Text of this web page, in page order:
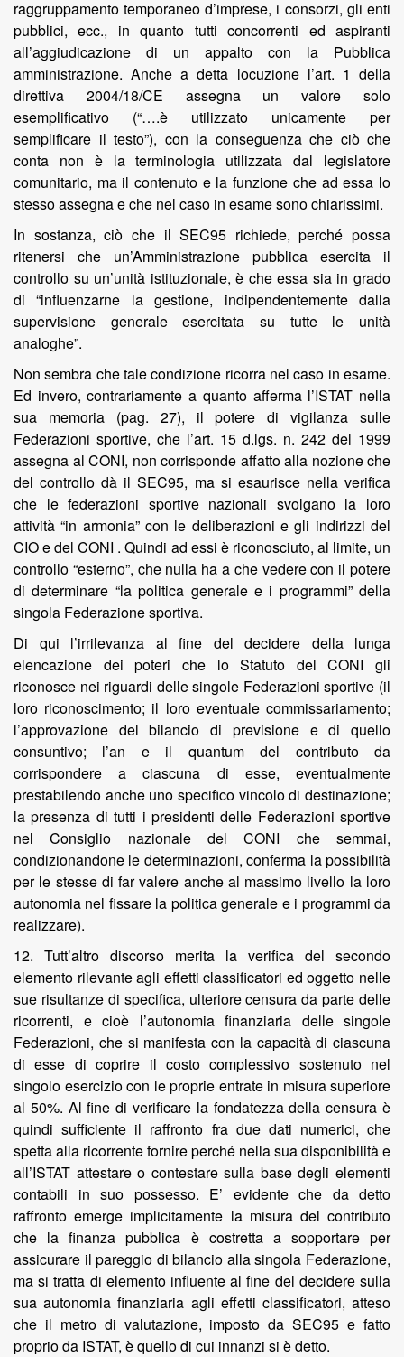
raggruppamento temporaneo d’imprese, i consorzi, gli enti
pubblici, ecc., in quanto tutti concorrenti ed aspiranti
all’aggiudicazione di un appalto con la Pubblica
amministrazione. Anche a detta locuzione l’art. 1 della
direttiva 2004/18/CE assegna un valore solo
esemplificativo (“….è utilizzato unicamente per
semplificare il testo”), con la conseguenza che ciò che
conta non è la terminologia utilizzata dal legislatore
comunitario, ma il contenuto e la funzione che ad essa lo
stesso assegna e che nel caso in esame sono chiarissimi.
In sostanza, ciò che il SEC95 richiede, perché possa
ritenersi che un’Amministrazione pubblica esercita il
controllo su un’unità istituzionale, è che essa sia in grado
di “influenzarne la gestione, indipendentemente dalla
supervisione generale esercitata su tutte le unità
analoghe”.
Non sembra che tale condizione ricorra nel caso in esame.
Ed invero, contrariamente a quanto afferma l’ISTAT nella
sua memoria (pag. 27), il potere di vigilanza sulle
Federazioni sportive, che l’art. 15 d.lgs. n. 242 del 1999
assegna al CONI, non corrisponde affatto alla nozione che
del controllo dà il SEC95, ma si esaurisce nella verifica
che le federazioni sportive nazionali svolgano la loro
attività “in armonia” con le deliberazioni e gli indirizzi del
CIO e del CONI . Quindi ad essi è riconosciuto, al limite, un
controllo “esterno”, che nulla ha a che vedere con il potere
di determinare “la politica generale e i programmi” della
singola Federazione sportiva.
Di qui l’irrilevanza al fine del decidere della lunga
elencazione dei poteri che lo Statuto del CONI gli
riconosce nei riguardi delle singole Federazioni sportive (il
loro riconoscimento; il loro eventuale commissariamento;
l’approvazione del bilancio di previsione e di quello
consuntivo; l’an e il quantum del contributo da
corrispondere a ciascuna di esse, eventualmente
prestabilendo anche uno specifico vincolo di destinazione;
la presenza di tutti i presidenti delle Federazioni sportive
nel Consiglio nazionale del CONI che semmai,
condizionandone le determinazioni, conferma la possibilità
per le stesse di far valere anche al massimo livello la loro
autonomia nel fissare la politica generale e i programmi da
realizzare).
12. Tutt’altro discorso merita la verifica del secondo
elemento rilevante agli effetti classificatori ed oggetto nelle
sue risultanze di specifica, ulteriore censura da parte delle
ricorrenti, e cioè l’autonomia finanziaria delle singole
Federazioni, che si manifesta con la capacità di ciascuna
di esse di coprire il costo complessivo sostenuto nel
singolo esercizio con le proprie entrate in misura superiore
al 50%. Al fine di verificare la fondatezza della censura è
quindi sufficiente il raffronto fra due dati numerici, che
spetta alla ricorrente fornire perché nella sua disponibilità e
all’ISTAT attestare o contestare sulla base degli elementi
contabili in suo possesso. E’ evidente che da detto
raffronto emerge implicitamente la misura del contributo
che la finanza pubblica è costretta a sopportare per
assicurare il pareggio di bilancio alla singola Federazione,
ma si tratta di elemento influente al fine del decidere sulla
sua autonomia finanziaria agli effetti classificatori, atteso
che il metro di valutazione, imposto da SEC95 e fatto
proprio da ISTAT, è quello di cui innanzi si è detto.